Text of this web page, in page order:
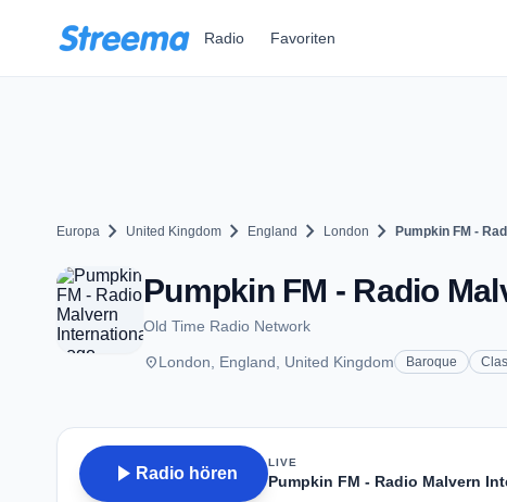
Radio Favoriten
Europa chevron_right United Kingdom chevron_right England chevron_right London chevron_right Pumpkin FM -
Pumpkin FM - Radio
Old Time Radio Network
placeLondon, England, United Kingdom Baroque
play_arrow Radio hören
LIVE
Pumpkin FM - Radio Malvern